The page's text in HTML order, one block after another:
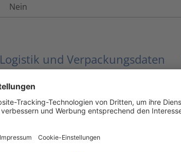
Nein
Logistik und Verpackungsdaten
-40 °C bis +105 °C
UL94 V2
Nein